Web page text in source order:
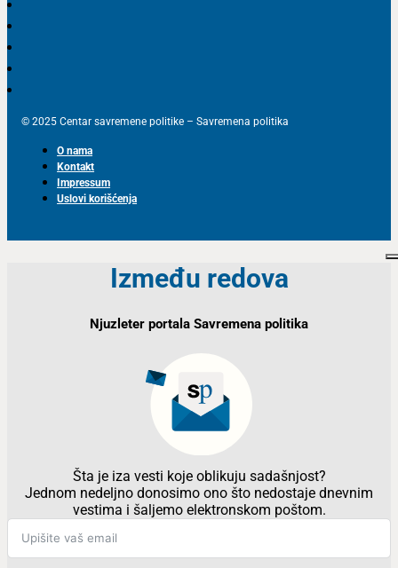
© 2025 Centar savremene politike – Savremena politika
O nama
Kontakt
Impressum
Uslovi korišćenja
Između redova
Njuzleter portala Savremena politika
Šta je iza vesti koje oblikuju sadašnjost?
Jednom nedeljno donosimo ono što nedostaje dnevnim
vestima i šaljemo elektronskom poštom.